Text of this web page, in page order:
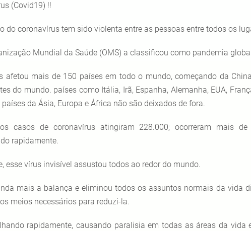
(Covid19) !!
do coronavírus tem sido violenta entre as pessoas entre todos os
Mundial da Saúde (OMS) a classificou como pandemia
afetou mais de 150 países em todo o mundo, começando da
do mundo. países como Itália, Irã, Espanha, Alemanha, EUA,
da Ásia, Europa e África não são deixados de fora.
os casos de coronavírus atingiram 228.000; ocorreram mais
rapidamente.
esse vírus invisível assustou todos ao redor do mundo.
mais a balança e eliminou todos os assuntos normais da vida
meios necessários para reduzi-la.
rapidamente, causando paralisia em todas as áreas da